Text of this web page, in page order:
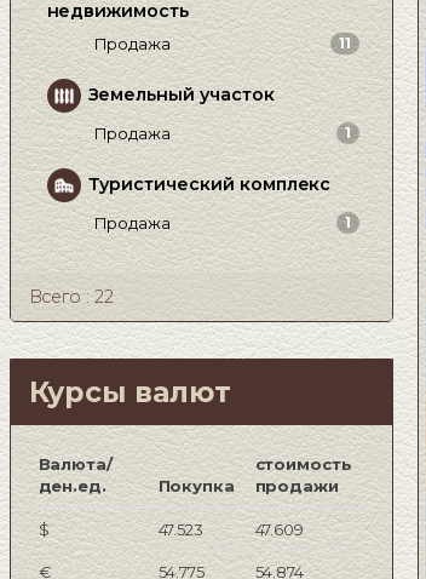
недвижимость
Продажа 11
Земельный участок
Продажа 1
Туристический комплекс
Продажа 1
Всего : 22
Курсы валют
Валюта/
ден.ед.
Покупка
стоимость
продажи
$ 47.523 47.609
€ 54.775 54.874